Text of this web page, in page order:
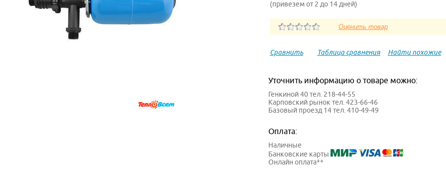
(привезем от 2 до 14 дней)
Сравнить Таблица сравнения Найти похожие
Уточнить информацию о товаре можно:
Генкиной 40 тел. 218-44-55
Карповский рынок тел. 423-66-46
Базовый проезд 14 тел. 410-49-49
Оплата:
Наличные
Банковские карты
Онлайн оплата**